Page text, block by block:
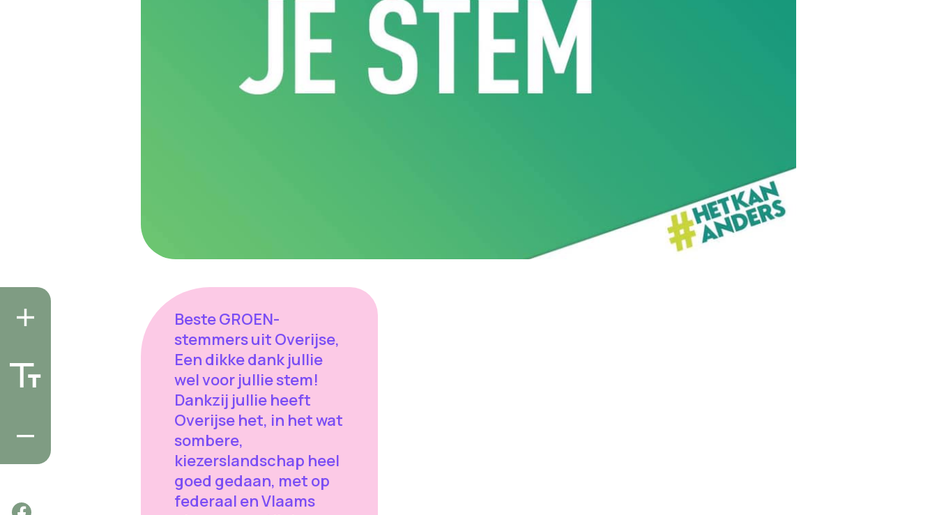
Beste GROEN-
stemmers uit Overijse,
Een dikke dank jullie
wel voor jullie stem!
Dankzij jullie heeft
Overijse het, in het wat
sombere,
kiezerslandschap heel
goed gedaan, met op
federaal en Vlaams